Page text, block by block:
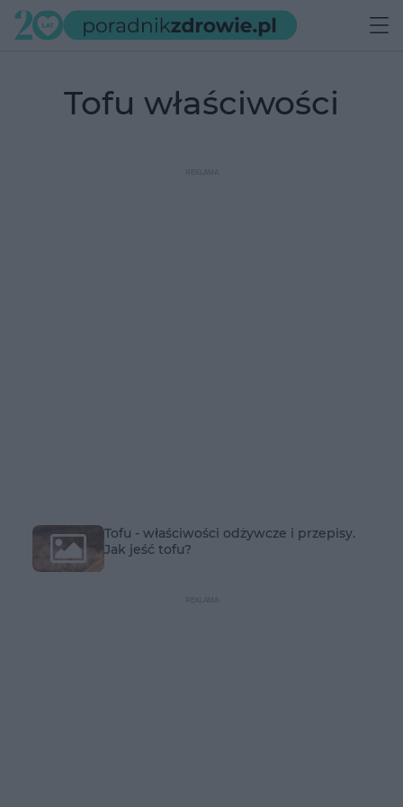
tofu właściwości
Tofu - właściwości odżywcze i przepisy.
Jak jeść tofu?